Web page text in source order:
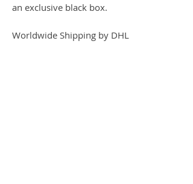
an exclusive black box.
Worldwide Shipping by DHL